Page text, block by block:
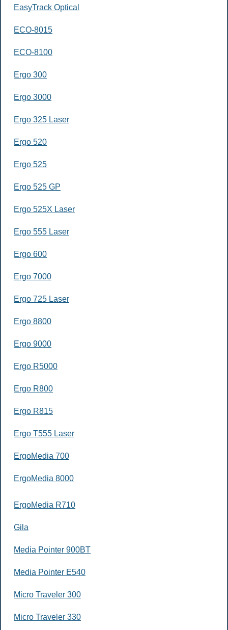
EasyTrack Optical
ECO-8015
ECO-8100
Ergo 300
Ergo 3000
Ergo 325 Laser
Ergo 520
Ergo 525
Ergo 525 GP
Ergo 525X Laser
Ergo 555 Laser
Ergo 600
Ergo 7000
Ergo 725 Laser
Ergo 8800
Ergo 9000
Ergo R5000
Ergo R800
Ergo R815
Ergo T555 Laser
ErgoMedia 700
ErgoMedia 8000
ErgoMedia R710
Gila
Media Pointer 900BT
Media Pointer E540
Micro Traveler 300
Micro Traveler 330